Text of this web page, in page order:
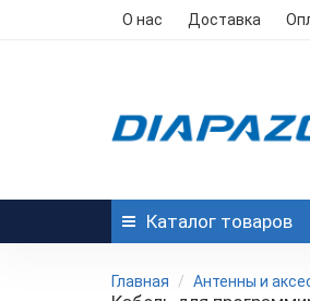
О нас Доставка
Каталог товаров
Главная Антенны и